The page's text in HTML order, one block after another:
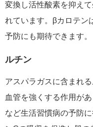
変換し活性酸素を抑え
れています。βカロテン
予防にも期待できます。
ルチン
アスパラガスに含まれ
血管を強くする作用が
など生活習慣病の予防